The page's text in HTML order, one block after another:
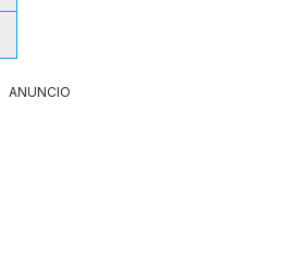
ANUNCIO